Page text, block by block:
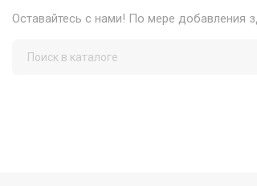
Оставайтесь с нами! По мере добавления